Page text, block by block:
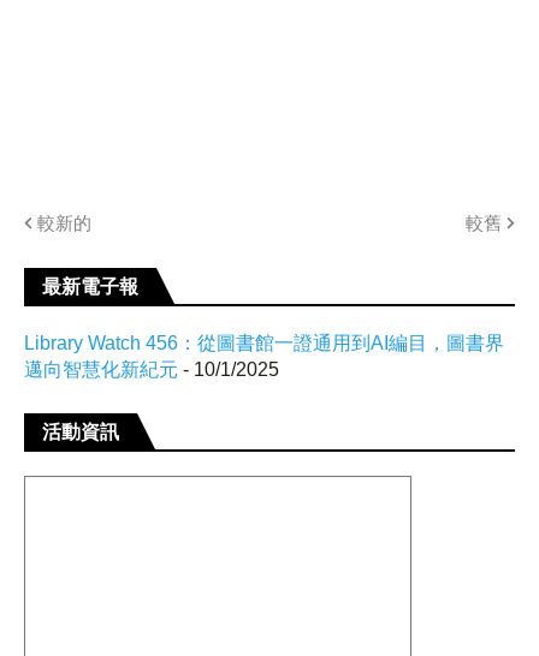
較新的 較舊
最新電子報
Library Watch 456：從圖書館一證通用到AI編目，圖書界
邁向智慧化新紀元 - 10/1/2025
活動資訊